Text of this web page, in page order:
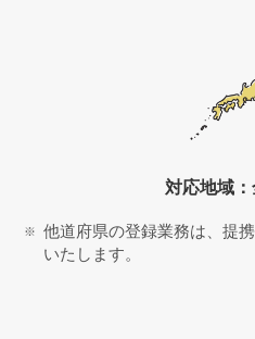
対応地域
他道府県の登録業務は、提
いたします。